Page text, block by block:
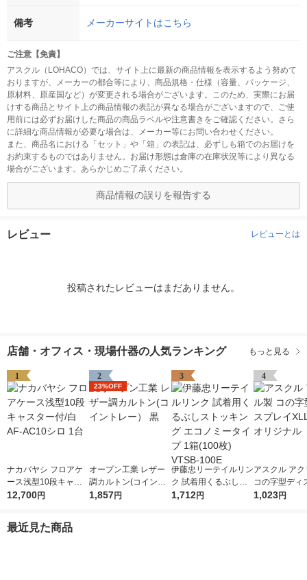
備考 メーカーサイトはこちら
ご注意【免責】
アスクル（LOHACO）では、サイト上に最新の商品情報を表示するよう努めて
おりますが、メーカーの都合等により、商品規格・仕様（容量、パッケージ、
原材料、原産国など）が変更される場合がございます。このため、実際にお届
けする商品とサイト上の商品情報の表記が異なる場合がございますので、ご使
用前には必ずお届けした商品の商品ラベルや注意書きをご確認ください。さら
に詳細な商品情報が必要な場合は、メーカー等にお問い合わせください。
また、商品名における「セット」や「箱」の表記は、必ずしも箱でのお届けを
お約束するものではありません。お届け形態は倉庫の在庫状況等により異なる
場合がございます。あらかじめご了承ください。
商品情報の誤りを報告する
レビュー レビューとは
投稿されたレビューはまだありません。
店舗・オフィス・現場什器の人気ランキング もっと見る
1
ナカバヤシ フロアケ
ース浅型10段キャス
ター付/白 AF-AC10シ
12,700円
2
23%OFF
オープン工業 レザー
調カルトン(コイント
レー） 黒
1,857円
3
伊藤忠リーテイルリン
ク 試着用くるぶしス
トッキング エコノミ
1,712円
4
アスクル ア
コの字型ディ
XLL 1個 オリ
1,023円
最近見た商品